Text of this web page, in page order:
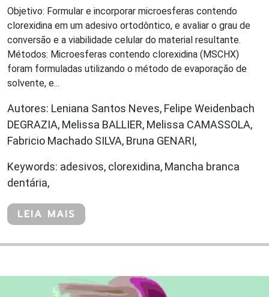
Objetivo: Formular e incorporar microesferas contendo
clorexidina em um adesivo ortodôntico, e avaliar o grau de
conversão e a viabilidade celular do material resultante.
Métodos: Microesferas contendo clorexidina (MSCHX)
foram formuladas utilizando o método de evaporação de
solvente, e...
Autores: Leniana Santos Neves, Felipe Weidenbach
DEGRAZIA, Melissa BALLIER, Melissa CAMASSOLA,
Fabricio Machado SILVA, Bruna GENARI,
Keywords: adesivos, clorexidina, Mancha branca
dentária,
LEIA MAIS